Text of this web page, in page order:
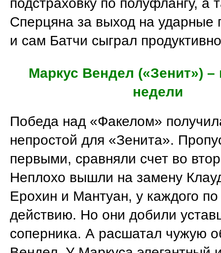
подстраховку по полуфлангу, а
Сперцяна за выход на ударные
и сам Батчи сыграл
Маркус Вендел («Зенит»)
недели
Победа над «Факелом»
непростой для «Зенита».
первыми, сравняли счет во
Неплохо вышли на замену
Ерохин и Мантуан, у каждого по
действию. Но они добили
соперника. А расшатал чужую